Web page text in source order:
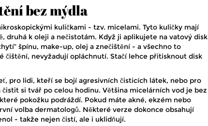
bez mýdla
kuličkami - tzv. micelami. Tyto kuličky mají
druhá k oleji a nečistotám. Když ji aplikujete na vatový disk
špínu, make-up, olej a znečištění - a všechno to
čištění, nevyžadují opláchnutí. Stačí lehce přitisknout disk
pro lidi, kteří se bojí agresivních čisticích látek, nebo pro
si tvář po celou hodinu. Většina micelárních vod je bez
pokožku podráždí. Pokud máte akné, ekzém nebo
volba dermatologů. Některé verze dokonce obsahují
- takže nejen čistí, ale i uklidňují.